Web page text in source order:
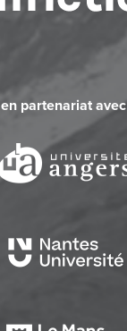
en partenariat avec